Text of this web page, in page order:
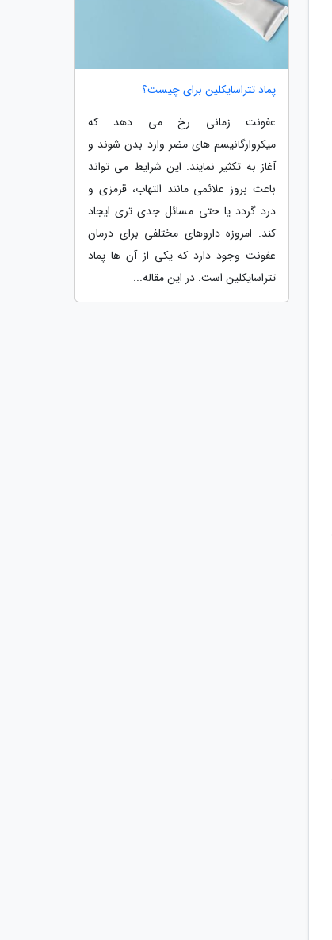
پماد تتراسایکلین برای چیست؟
عفونت زمانی رخ می دهد که
میکروارگانیسم های مضر وارد بدن شوند و
آغاز به تکثیر نمایند. این شرایط می تواند
باعث بروز علائمی مانند التهاب، قرمزی و
درد گردد یا حتی مسائل جدی تری ایجاد
کند. امروزه داروهای مختلفی برای درمان
عفونت وجود دارد که یکی از آن ها پماد
تتراسایکلین است. در این مقاله...